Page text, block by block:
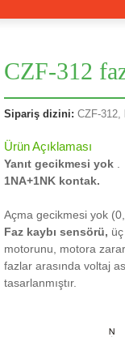
CZF-312
Sipariş dizini: CZF-312,
Ürün Açıklaması
Yanıt gecikmesi yok
1NA+1NK kontak.
Açma gecikmesi yok
Faz kaybı sensörü,
motorunu, motora
fazlar arasında voltaj
tasarlanmıştır.